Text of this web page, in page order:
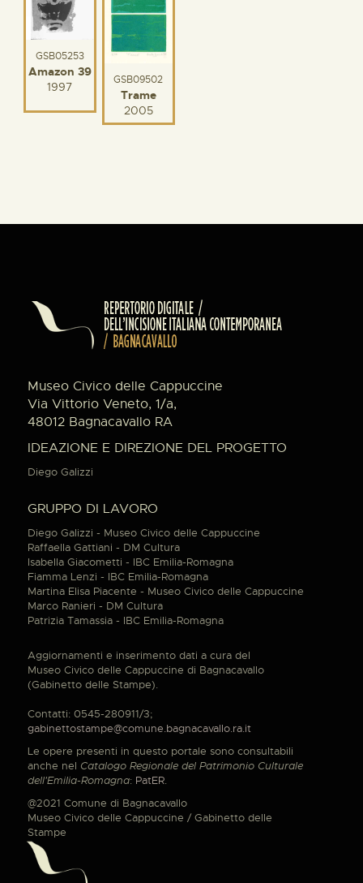
GSB05253
Amazon 39
1997
GSB09502
Trame
2005
Museo Civico delle Cappuccine
Via Vittorio Veneto, 1/a,
48012 Bagnacavallo RA
IDEAZIONE E DIREZIONE DEL PROGETTO
Diego Galizzi
GRUPPO DI LAVORO
Diego Galizzi - Museo Civico delle Cappuccine
Raffaella Gattiani - DM Cultura
Isabella Giacometti - IBC Emilia-Romagna
Fiamma Lenzi - IBC Emilia-Romagna
Martina Elisa Piacente - Museo Civico delle Cappuccine
Marco Ranieri - DM Cultura
Patrizia Tamassia - IBC Emilia-Romagna
Aggiornamenti e inserimento dati a cura del
Museo Civico delle Cappuccine di Bagnacavallo
(Gabinetto delle Stampe).
Contatti: 0545-280911/3;
gabinettostampe@comune.bagnacavallo.ra.it
Le opere presenti in questo portale sono consultabili
anche nel Catalogo Regionale del Patrimonio Culturale
dell'Emilia-Romagna: PatER.
@2021 Comune di Bagnacavallo
Museo Civico delle Cappuccine / Gabinetto delle
Stampe